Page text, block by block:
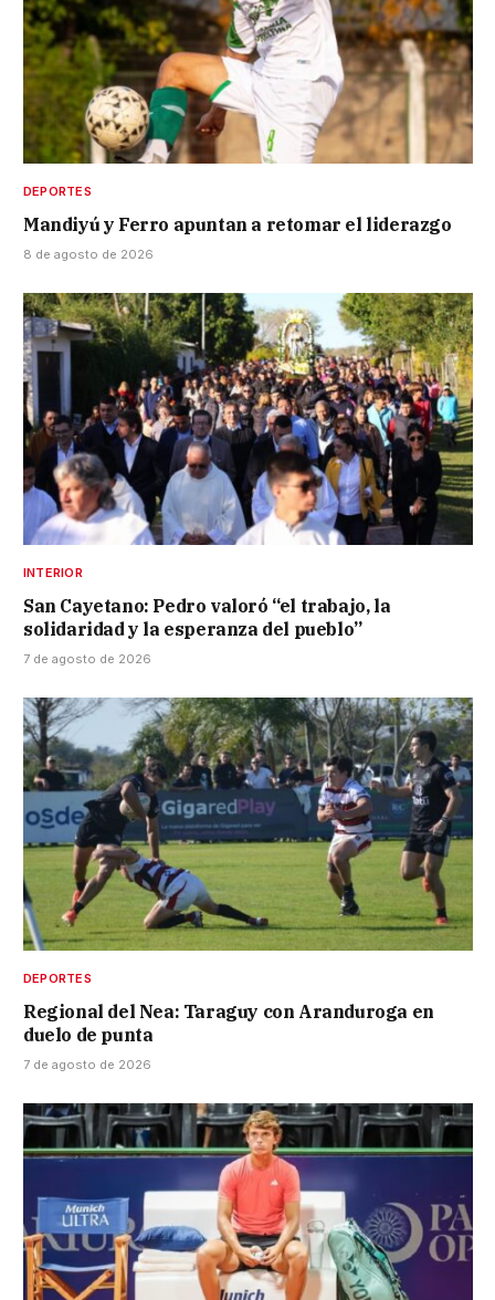
DEPORTES
Mandiyú y Ferro apuntan a retomar el liderazgo
8 de agosto de 2026
INTERIOR
San Cayetano: Pedro valoró “el trabajo, la
solidaridad y la esperanza del pueblo”
7 de agosto de 2026
DEPORTES
Regional del Nea: Taraguy con Aranduroga en
duelo de punta
7 de agosto de 2026